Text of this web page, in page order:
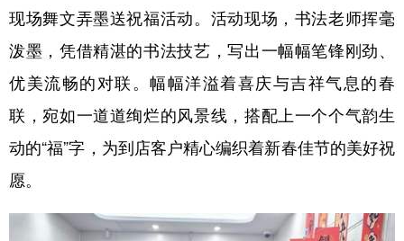
广东 广西 海南 重庆
四川 贵州 云南 西藏
陕西 甘肃 青海 宁夏
新疆 内蒙古 黑龙江
多语种频道
English Español Français عربى
现场舞文弄墨送祝福活动。活动现场，书法老师挥毫
泼墨，凭借精湛的书法技艺，写出一幅幅笔锋刚劲、
优美流畅的对联。幅幅洋溢着喜庆与吉祥气息的春
联，宛如一道道绚烂的风景线，搭配上一个个气韵生
动的“福”字，为到店客户精心编织着新春佳节的美好祝
愿。